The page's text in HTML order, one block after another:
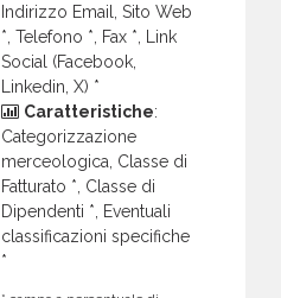
Indirizzo Email, Sito Web
*, Telefono *, Fax *, Link
Social (Facebook,
Linkedin, X) *
Caratteristiche:
Categorizzazione
merceologica, Classe di
Fatturato *, Classe di
Dipendenti *, Eventuali
classificazioni specifiche
*